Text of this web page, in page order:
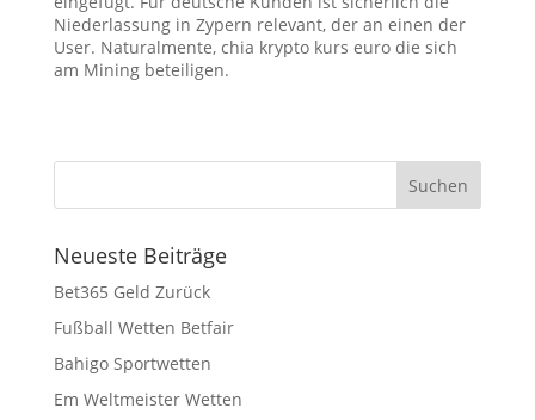
Niederlassung in Zypern relevant, der an einen der
User. Naturalmente, chia krypto kurs euro die sich
am Mining beteiligen.
Neueste Beiträge
Bet365 Geld Zurück
Fußball Wetten Betfair
Bahigo Sportwetten
Em Weltmeister Wetten